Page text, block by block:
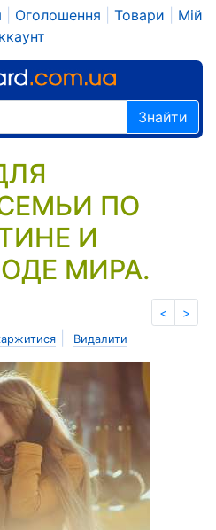
Оголошення Товари
Мій
Знайти
ПО
И
МИРА.
< >
Видалити